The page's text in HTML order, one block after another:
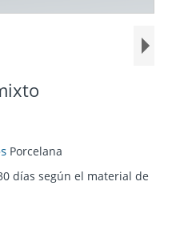
Porcelana
días según el material de